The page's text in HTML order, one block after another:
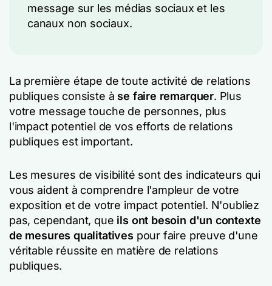
message sur les médias sociaux et les
canaux non sociaux.
La première étape de toute activité de relations
publiques consiste à se faire remarquer. Plus
votre message touche de personnes, plus
l'impact potentiel de vos efforts de relations
publiques est important.
Les mesures de visibilité sont des indicateurs qui
vous aident à comprendre l'ampleur de votre
exposition et de votre impact potentiel. N'oubliez
pas, cependant, que ils ont besoin d'un contexte
de mesures qualitatives pour faire preuve d'une
véritable réussite en matière de relations
publiques.